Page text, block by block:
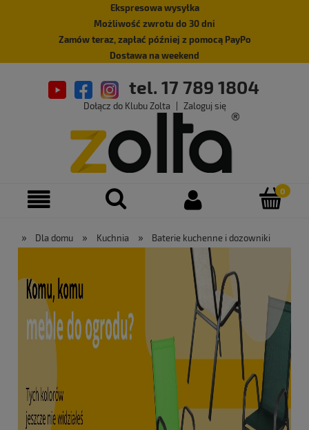
Ekspresowa wysyłka
Możliwość zwrotu do 30 dni
Zamów teraz, zapłać później z pomocą PayPo
Dostawa na weekend
tel. 17 789 1804
Dołącz do Klubu Zolta Zaloguj się
» Dla domu » Kuchnia » Baterie kuchenne i dozowniki